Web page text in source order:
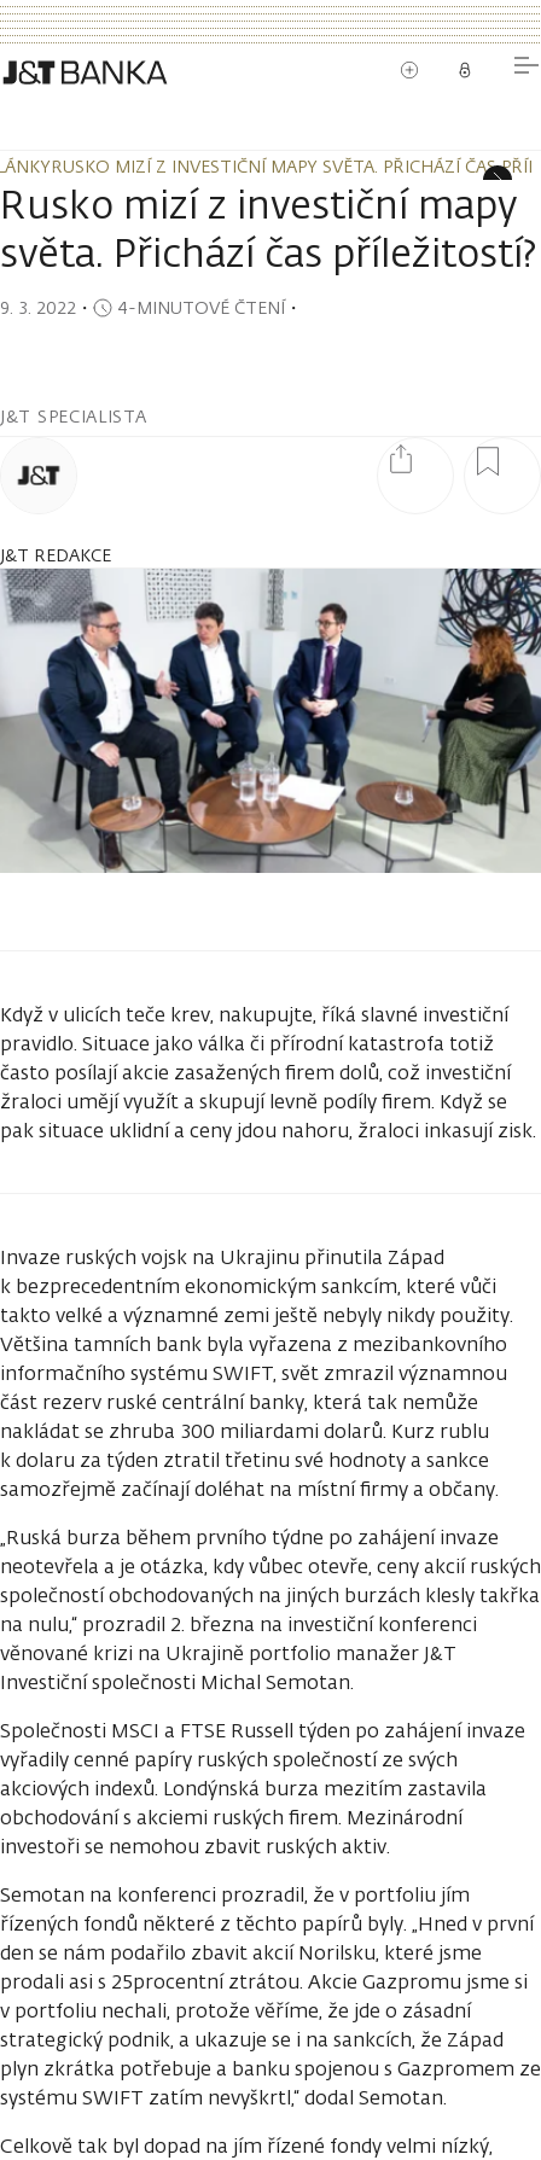
RUSKO MIZÍ Z INVESTIČNÍ MAPY SVĚTA. PŘICHÁZÍ ČAS
RUSKO MIZÍ Z INVESTIČNÍ MAPY SVĚTA. PŘICHÁZÍ ČAS
Rusko mizí z investiční mapy
světa. Přichází čas příležitostí?
9. 3. 2022 ・ 4-MINUTOVÉ ČTENÍ・
J&T SPECIALISTA
J&T REDAKCE
Když v ulicích teče krev, nakupujte, říká slavné investiční
pravidlo. Situace jako válka či přírodní katastrofa totiž
často posílají akcie zasažených firem dolů, což investiční
žraloci umějí využít a skupují levně podíly firem. Když se
pak situace uklidní a ceny jdou nahoru, žraloci inkasují zisk.
Invaze ruských vojsk na Ukrajinu přinutila Západ
k bezprecedentním ekonomickým sankcím, které vůči
takto velké a významné zemi ještě nebyly nikdy použity.
Většina tamních bank byla vyřazena z mezibankovního
informačního systému SWIFT, svět zmrazil významnou
část rezerv ruské centrální banky, která tak nemůže
nakládat se zhruba 300 miliardami dolarů. Kurz rublu
k dolaru za týden ztratil třetinu své hodnoty a sankce
samozřejmě začínají doléhat na místní firmy a občany.
„Ruská burza během prvního týdne po zahájení invaze
neotevřela a je otázka, kdy vůbec otevře, ceny akcií ruských
společností obchodovaných na jiných burzách klesly takřka
na nulu,“ prozradil 2. března na investiční konferenci
věnované krizi na Ukrajině portfolio manažer J&T
Investiční společnosti Michal Semotan.
Společnosti MSCI a FTSE Russell týden po zahájení invaze
vyřadily cenné papíry ruských společností ze svých
akciových indexů. Londýnská burza mezitím zastavila
obchodování s akciemi ruských firem. Mezinárodní
investoři se nemohou zbavit ruských aktiv.
Semotan na konferenci prozradil, že v portfoliu jím
řízených fondů některé z těchto papírů byly. „Hned v první
den se nám podařilo zbavit akcií Norilsku, které jsme
prodali asi s 25procentní ztrátou. Akcie Gazpromu jsme si
v portfoliu nechali, protože věříme, že jde o zásadní
strategický podnik, a ukazuje se i na sankcích, že Západ
plyn zkrátka potřebuje a banku spojenou s Gazpromem ze
systému SWIFT zatím nevyškrtl,“ dodal Semotan.
Celkově tak byl dopad na jím řízené fondy velmi nízký,